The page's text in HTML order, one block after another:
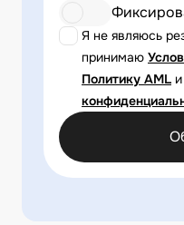
Я не являюсь
принимаю
Политику AML и